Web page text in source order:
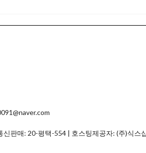
신판매: 20-평택-554 | 호스팅제공자: (주)식스